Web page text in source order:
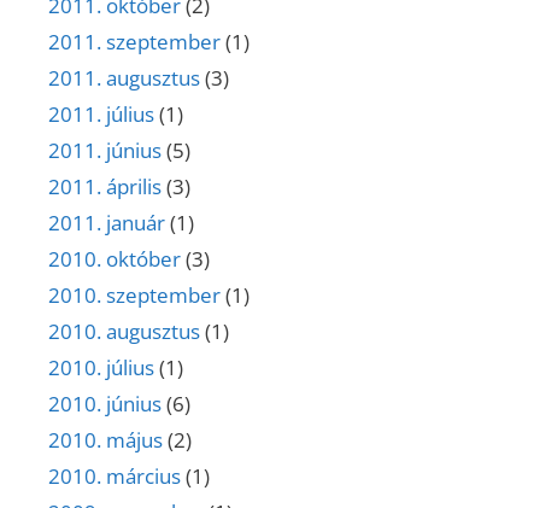
2011. szeptember(1)
2011. augusztus(3)
2011. július(1)
2011. június(5)
2011. április(3)
2011. január(1)
2010. október(3)
2010. szeptember(1)
2010. augusztus(1)
2010. július(1)
2010. június(6)
2010. május(2)
2010. március(1)